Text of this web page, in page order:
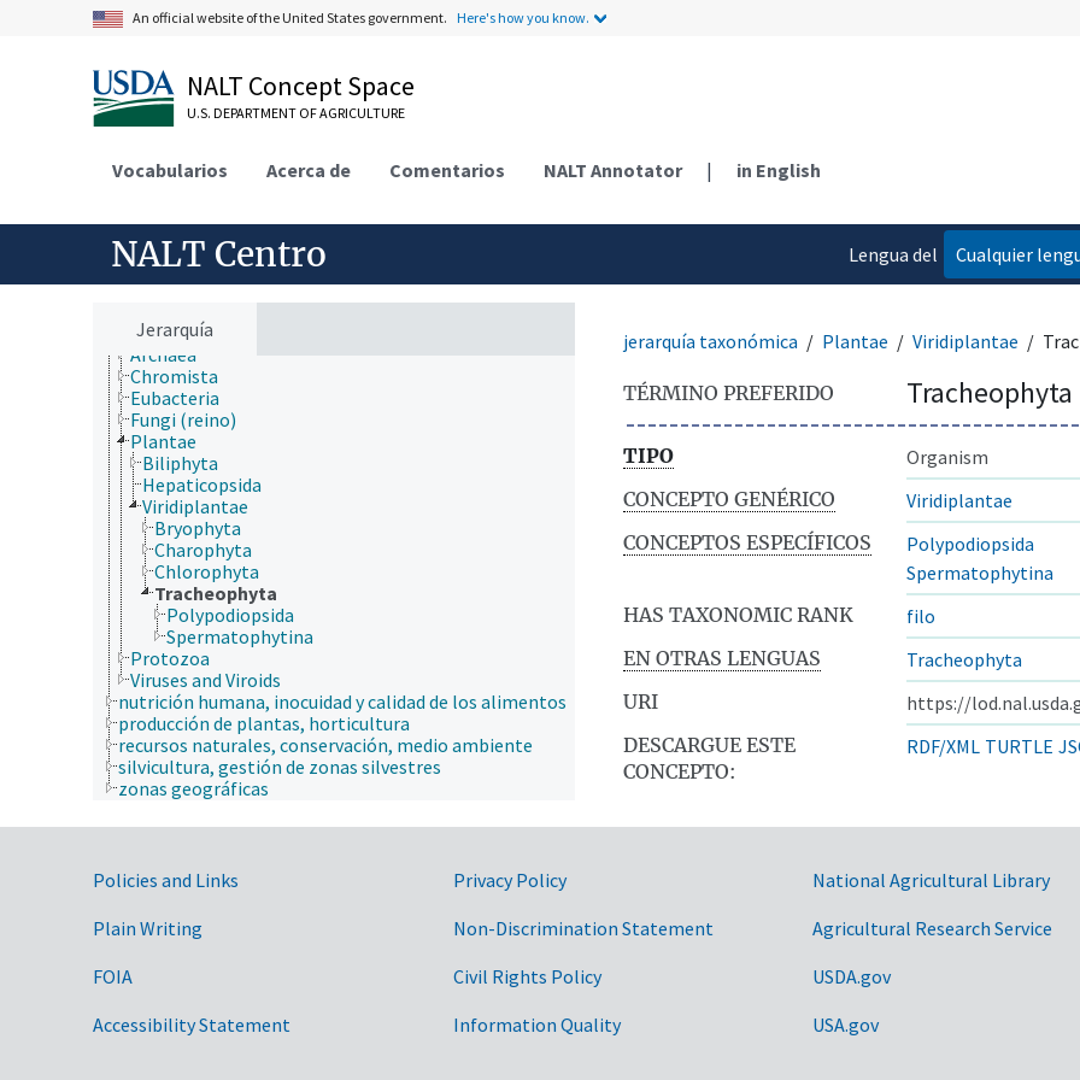
An official website of the United States government. Here's how you know.
NALT Concept Space
U.S. DEPARTMENT OF AGRICULTURE
Vocabularios Acerca de Comentarios NALT Annotator | in English
NALT Centro
Lengua del
Cualquier
Jerarquía
ámbitos de estudio
desarrollo rural, comunidades, educación, extensión
economía, comercio, derecho, negocios, industria
fincas, sistemas de producción agrícola
investigación, tecnología, métodos
jerarquía taxonómica
Animalia
Archaea
Chromista
Eubacteria
Fungi (reino)
Plantae
Biliphyta
Hepaticopsida
Viridiplantae
Bryophyta
Charophyta
Chlorophyta
Tracheophyta
Polypodiopsida
Spermatophytina
Protozoa
Viruses and Viroids
nutrición humana, inocuidad y calidad de los alimentos
producción de plantas, horticultura
recursos naturales, conservación, medio ambiente
silvicultura, gestión de zonas silvestres
zonas geográficas
jerarquía taxonómica Plantae Viridiplantae
TÉRMINO PREFERIDO Tracheophyta
TIPO
Organism
CONCEPTO GENÉRICO
Viridiplantae
CONCEPTOS ESPECÍFICOS
Polypodiopsida
Spermatophytina
HAS TAXONOMIC RANK
filo
EN OTRAS LENGUAS
Tracheophyta
URI
https://
DESCARGUE ESTE
CONCEPTO:
RDF/XML TURTLE
Government Links
Policies and Links
Plain Writing
FOIA
Accessibility Statement
Privacy Policy
Non-Discrimination Statement
Civil Rights Policy
Information Quality
National Agricultural Library
Agricultural Research Service
USDA.gov
USA.gov